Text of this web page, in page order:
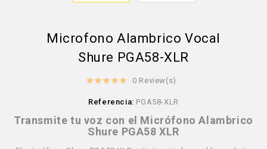
Microfono Alambrico Vocal
Shure PGA58-XLR
0 Review(s)
Referencia: PGA58-XLR
Transmite tu voz con el Micrófono Alambrico
Shure PGA58 XLR